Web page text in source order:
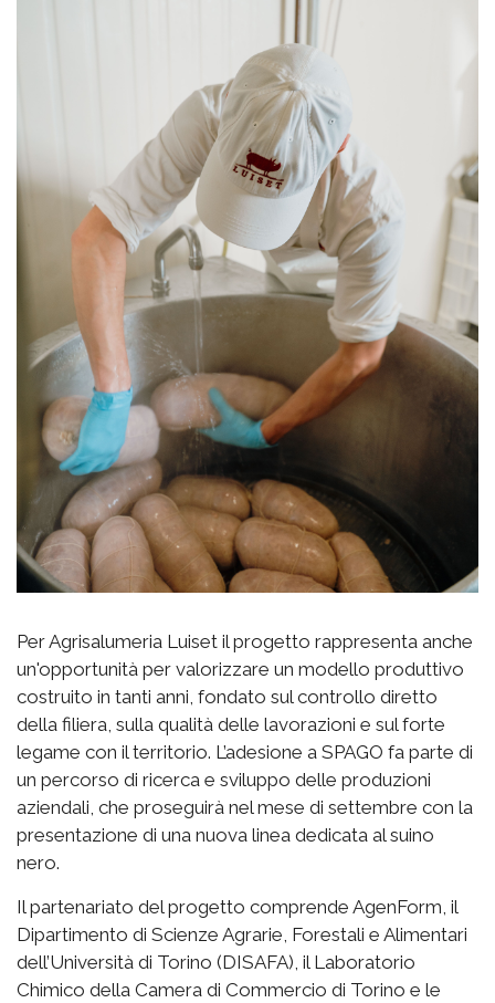
Per Agrisalumeria Luiset il progetto rappresenta anche
un'opportunità per valorizzare un modello produttivo
costruito in tanti anni, fondato sul controllo diretto
della filiera, sulla qualità delle lavorazioni e sul forte
legame con il territorio. L’adesione a SPAGO fa parte di
un percorso di ricerca e sviluppo delle produzioni
aziendali, che proseguirà nel mese di settembre con la
presentazione di una nuova linea dedicata al suino
nero.
Il partenariato del progetto comprende AgenForm, il
Dipartimento di Scienze Agrarie, Forestali e Alimentari
dell’Università di Torino (DISAFA), il Laboratorio
Chimico della Camera di Commercio di Torino e le